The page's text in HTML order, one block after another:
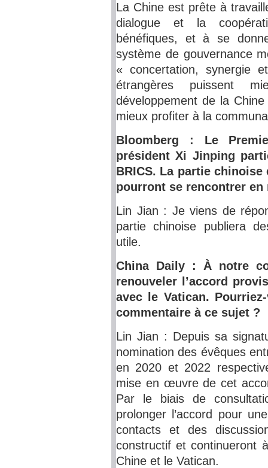
La Chine est prête à
dialogue et la
bénéfiques, et à se
système de gouvernance
« concertation, synergie
étrangères puissent
développement de la
mieux profiter à la
Bloomberg : Le
président Xi Jinping
BRICS. La partie
pourront se rencontrer en
Lin Jian : Je viens de
partie chinoise publiera
utile.
China Daily : À notre
renouveler l’accord
avec le Vatican.
commentaire à ce sujet ?
Lin Jian : Depuis sa
nomination des évêques
en 2020 et 2022
mise en œuvre de cet
Par le biais de
prolonger l’accord pour
contacts et des
constructif et continueront
Chine et le Vatican.